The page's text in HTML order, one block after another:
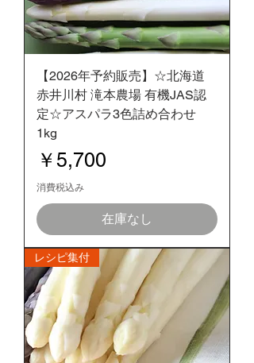
【2026年予約販売】☆北海道
赤井川村 滝本農場 有機JAS認
定☆アスパラ3色詰め合わせ
1kg
価格
￥5,700
消費税込み
在庫なし
レシピ集付